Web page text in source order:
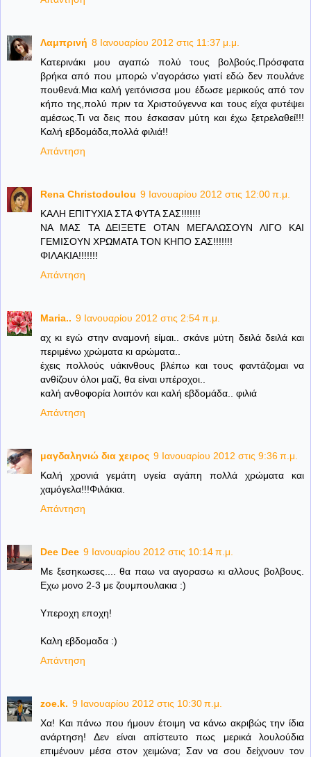
Λαμπρινή 8 Ιανουαρίου 2012 στις 11:37 μ.μ.
Κατερινάκι μου αγαπώ πολύ τους βολβούς.Πρόσφατα
βρήκα από που μπορώ ν'αγοράσω γιατί εδώ δεν πουλάνε
πουθενά.Μια καλή γειτόνισσα μου έδωσε μερικούς από τον
κήπο της,πολύ πριν τα Χριστούγεννα και τους είχα φυτέψει
αμέσως.Τι να δεις που έσκασαν μύτη και έχω ξετρελαθεί!!!
Καλή εβδομάδα,πολλά φιλιά!!
Απάντηση
Rena Christodoulou 9 Ιανουαρίου 2012 στις 12:00 π.μ.
ΚΑΛΗ ΕΠΙΤΥΧΙΑ ΣΤΑ ΦΥΤΑ ΣΑΣ!!!!!!!
ΝΑ ΜΑΣ ΤΑ ΔΕΙΞΕΤΕ ΟΤΑΝ ΜΕΓΑΛΩΣΟΥΝ ΛΙΓΟ ΚΑΙ
ΓΕΜΙΣΟΥΝ ΧΡΩΜΑΤΑ ΤΟΝ ΚΗΠΟ ΣΑΣ!!!!!!!
ΦΙΛΑΚΙΑ!!!!!!!
Απάντηση
Maria.. 9 Ιανουαρίου 2012 στις 2:54 π.μ.
αχ κι εγώ στην αναμονή είμαι.. σκάνε μύτη δειλά δειλά και
περιμένω χρώματα κι αρώματα..
έχεις πολλούς υάκινθους βλέπω και τους φαντάζομαι να
ανθίζουν όλοι μαζί, θα είναι υπέροχοι..
καλή ανθοφορία λοιπόν και καλή εβδομάδα.. φιλιά
Απάντηση
μαγδαληνιώ δια χειρος 9 Ιανουαρίου 2012 στις 9:36 π.μ.
Καλή χρονιά γεμάτη υγεία αγάπη πολλά χρώματα και
χαμόγελα!!!Φιλάκια.
Απάντηση
Dee Dee 9 Ιανουαρίου 2012 στις 10:14 π.μ.
Με ξεσηκωσες.... θα παω να αγορασω κι αλλους βολβους.
Εχω μονο 2-3 με ζουμπουλακια :)
Υπεροχη εποχη!
Καλη εβδομαδα :)
Απάντηση
zoe.k. 9 Ιανουαρίου 2012 στις 10:30 π.μ.
Χα! Και πάνω που ήμουν έτοιμη να κάνω ακριβώς την ίδια
ανάρτηση! Δεν είναι απίστευτο πως μερικά λουλούδια
επιμένουν μέσα στον χειμώνα; Σαν να σου δείχνουν τον